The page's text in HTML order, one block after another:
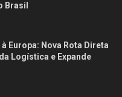
Brasil
Europa: Nova Rota Direta
Logística e Expande